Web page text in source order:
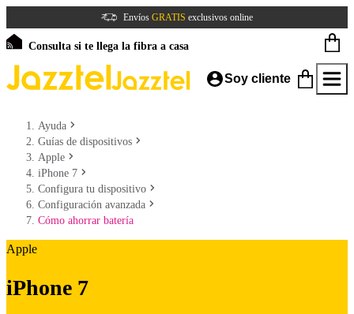
Envíos GRATIS exclusivos online
Consulta si te llega la fibra a casa
Soy cliente
Ayuda
Guías de dispositivos
Apple
iPhone 7
Configura tu dispositivo
Configuración avanzada
Cómo ahorrar batería
Apple
iPhone 7